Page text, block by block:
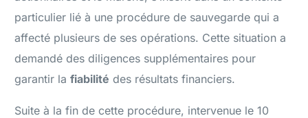
particulier lié à une procédure de sauvegarde qui a
affecté plusieurs de ses opérations. Cette situation a
demandé des diligences supplémentaires pour
garantir lafiabilité des résultats financiers.
Suite à la fin de cette procédure, intervenue le 10